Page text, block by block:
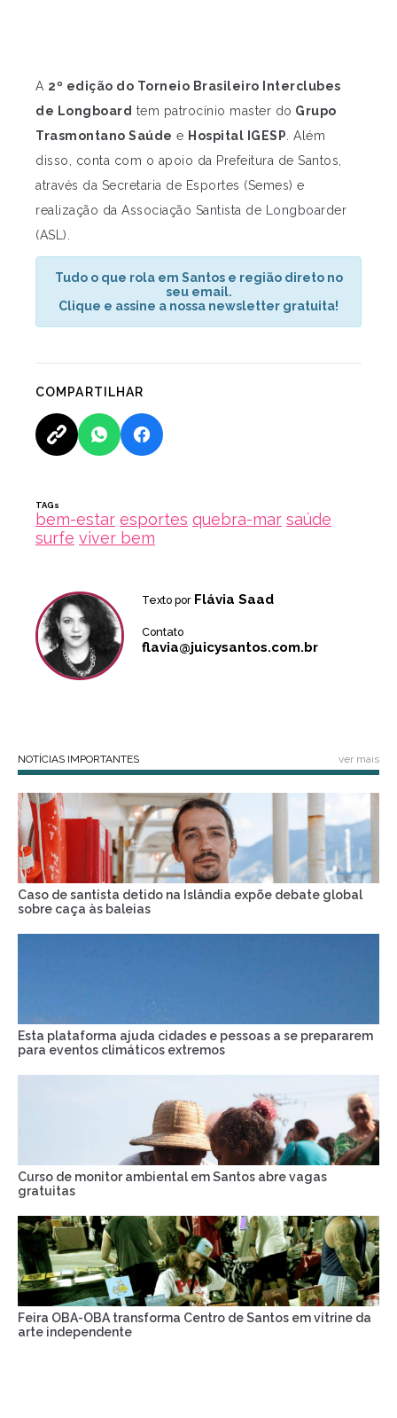
A 2º edição do Torneio Brasileiro Interclubes
de Longboard tem patrocínio master do Grupo
Trasmontano Saúde e Hospital IGESP . Além
disso, conta com o apoio da Prefeitura de Santos,
através da Secretaria de Esportes (Semes) e
realização da Associação Santista de Longboarder
(ASL).
Tudo o que rola em Santos e região direto no
seu email.
Clique e assine a nossa newsletter gratuita!
COMPARTILHAR
TAGs
bem-estar esportes quebra-mar saúde
surfe viver bem
Texto por Flávia Saad
Contato
flavia@juicysantos.com.br
NOTÍCIAS IMPORTANTES ver mais
Caso de santista detido na Islândia expõe debate global
sobre caça às baleias
Esta plataforma ajuda cidades e pessoas a se prepararem
para eventos climáticos extremos
Curso de monitor ambiental em Santos abre vagas
gratuitas
Feira OBA-OBA transforma Centro de Santos em vitrine da
arte independente